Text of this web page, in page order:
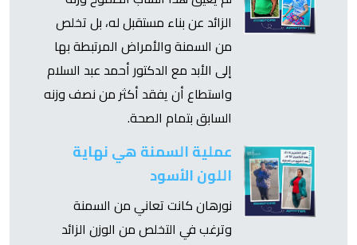
الزائد عن بناء مستقبل له، بل تخلص
من السمنة والأمراض المرتبطة بها
إلى الأبد مع الدكتور أحمد عبد السلام
واستطاع أن يفقد أكثر من نصف وزنه
السابق بتمام الصحة.
عملية السمنة هي نهاية
اللون الأسود
نورهان كانت تعاني من السمنة
وترغب في التخلص من الوزن الزائد